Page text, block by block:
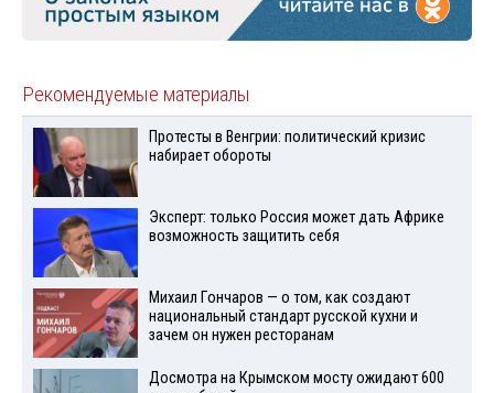
Рекомендуемые материалы
Протесты в Венгрии: политический кризис
набирает обороты
Эксперт: только Россия может дать Африке
возможность защитить себя
Михаил Гончаров — о том, как создают
национальный стандарт русской кухни и
зачем он нужен ресторанам
Досмотра на Крымском мосту ожидают 600